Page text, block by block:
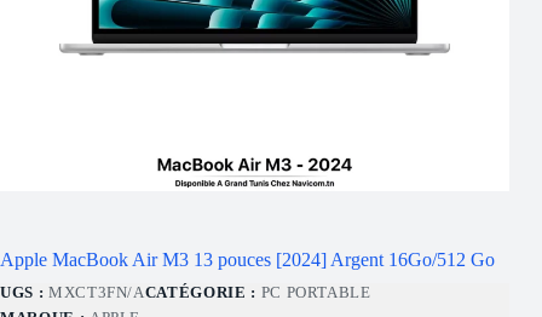
Apple MacBook Air M3 13 pouces [2024] Argent 16Go/512 Go
UGS : MXCT3FN/ACATÉGORIE : PC PORTABLE